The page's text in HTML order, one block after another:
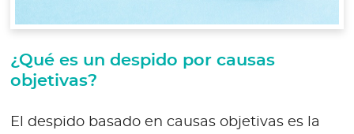
¿Qué es un despido por causas
objetivas?
El despido basado en causas objetivas es la